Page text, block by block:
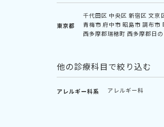
東京都
千代田区 中央区 新宿区 文京
青梅市 府中市 昭島市 調布市
西多摩郡瑞穂町 西多摩郡日
他の診療科目で絞り込む
アレルギー科系 アレルギー科